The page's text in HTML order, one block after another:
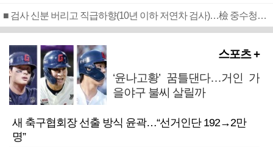
■ 검사 신분 버리고 직급하향(10년 이하 저연차 검사)…檢 중수청행 기피
스포츠 +
‘윤나고황’ 꿈틀댄다…거인 가
을야구 불씨 살릴까
새 축구협회장 선출 방식 윤곽…“선거인단 192→2만
명”